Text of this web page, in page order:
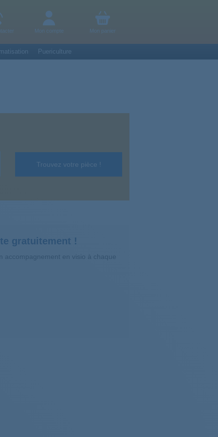
Mon compte Mon panier
Puericulture
Trouvez votre pièce !
gratuitement !
accompagnement en visio à chaque